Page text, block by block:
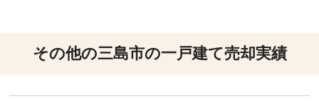
その他の三島市の一戸建て売却実績